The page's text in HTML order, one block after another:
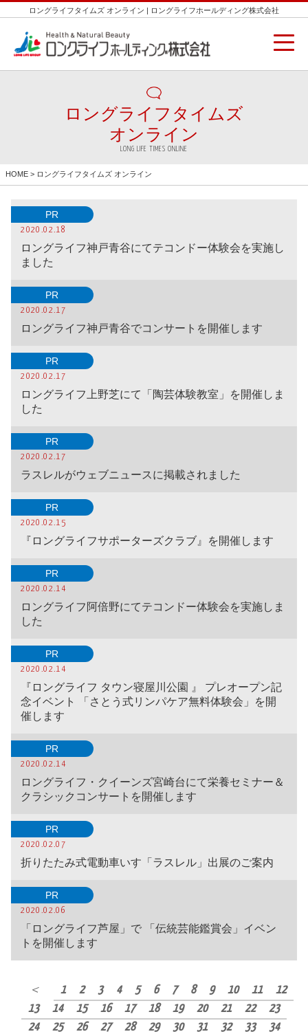
ロングライフタイムズ オンライン | ロングライフホールディング株式会社
ロングライフタイムズ
オンライン
LONG LIFE TIMES ONLINE
HOME > ロングライフタイムズ オンライン
PR
2020.02.18
ロングライフ神戸青谷にてテコンドー体験会を実施し
ました
PR
2020.02.17
ロングライフ神戸青谷でコンサートを開催します
PR
2020.02.17
ロングライフ上野芝にて「陶芸体験教室」を開催しま
した
PR
2020.02.17
ラスレルがウェブニュースに掲載されました
PR
2020.02.15
『ロングライフサポーターズクラブ』を開催します
PR
2020.02.14
ロングライフ阿倍野にてテコンドー体験会を実施しま
した
PR
2020.02.14
『ロングライフ タウン寝屋川公園 』 プレオープン記
念イベント 「さとう式リンパケア無料体験会」を開
催します
PR
2020.02.14
ロングライフ・クイーンズ宮崎台にて栄養セミナー＆
クラシックコンサートを開催します
PR
2020.02.07
折りたたみ式電動車いす「ラスレル」出展のご案内
PR
2020.02.06
「ロングライフ芦屋」で 「伝統芸能鑑賞会」イベン
トを開催します
＜ 1 2 3 4 5 6 7 8 9 10 11
12
13
14 15 16 17 18 19 20 21 22
23
24
25 26 27 28 29 30 31 32 33
34